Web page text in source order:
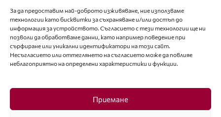
За да предоставим най-доброто изживяване, ние използваме
технологии като бисквитки за съхраняване и/или достъп до
информация за устройството. Съгласието с тези технологии ще ни
позволи да обработваме данни, като например поведение при
сърфиране или уникални идентификатори на този сайт.
Несъгласието или оттеглянето на съгласието може да повлияе
неблагоприятно на определени характеристики и функции.
Приемане
За контакти
editor@fashion-lifestyle.net
+359 88 227 33 47
Последвайте ни
Facebook